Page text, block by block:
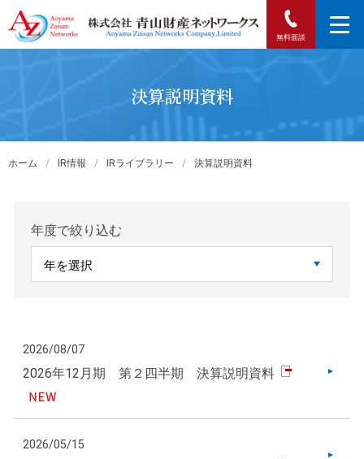
無料面談
決算説明資料
ホーム / IR情報 / IRライブラリー / 決算説明資料
年度で絞り込む
2026/08/07
2026年12月期 第２四半期 決算説明資料
2026/05/15